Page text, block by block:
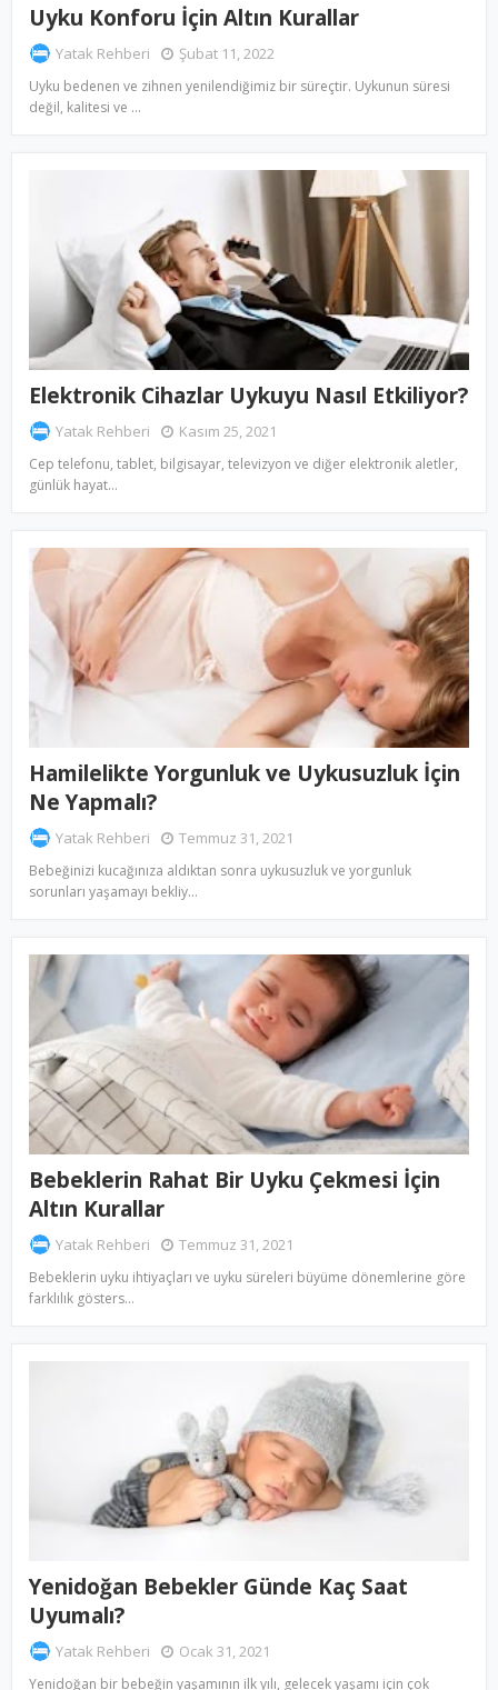
Uyku Konforu İçin Altın Kurallar
Yatak Rehberi Şubat 11, 2022
Uyku bedenen ve zihnen yenilendiğimiz bir süreçtir. Uykunun süresi
değil, kalitesi ve …
Elektronik Cihazlar Uykuyu Nasıl Etkiliyor?
Yatak Rehberi Kasım 25, 2021
Cep telefonu, tablet, bilgisayar, televizyon ve diğer elektronik aletler,
günlük hayat…
Hamilelikte Yorgunluk ve Uykusuzluk İçin
Ne Yapmalı?
Yatak Rehberi Temmuz 31, 2021
Bebeğinizi kucağınıza aldıktan sonra uykusuzluk ve yorgunluk
sorunları yaşamayı bekliy…
Bebeklerin Rahat Bir Uyku Çekmesi İçin
Altın Kurallar
Yatak Rehberi Temmuz 31, 2021
Bebeklerin uyku ihtiyaçları ve uyku süreleri büyüme dönemlerine göre
farklılık gösters…
Yenidoğan Bebekler Günde Kaç Saat
Uyumalı?
Yatak Rehberi Ocak 31, 2021
Yenidoğan bir bebeğin yaşamının ilk yılı, gelecek yaşamı için çok